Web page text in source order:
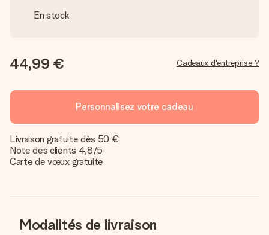
En stock
44,99 € Cadeaux d'entreprise ?
Personnalisez votre cadeau
Livraison gratuite dès 50 €
Note des clients 4,8/5
Carte de vœux gratuite
Modalités de livraison